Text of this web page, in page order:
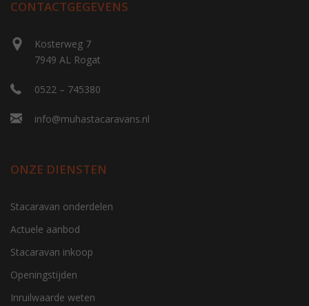
CONTACTGEGEVENS
Kosterweg 7
7949 AL Rogat
0522 – 745380
info@muhastacaravans.nl
ONZE DIENSTEN
Stacaravan onderdelen
Actuele aanbod
Stacaravan inkoop
Openingstijden
Inruilwaarde weten